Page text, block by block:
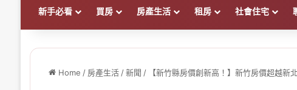
新手必看 買房 房產生活 租房 社會住宅
Home / 房產生活 / 新聞 / 【新竹縣房價創新高！】新竹房價超越新